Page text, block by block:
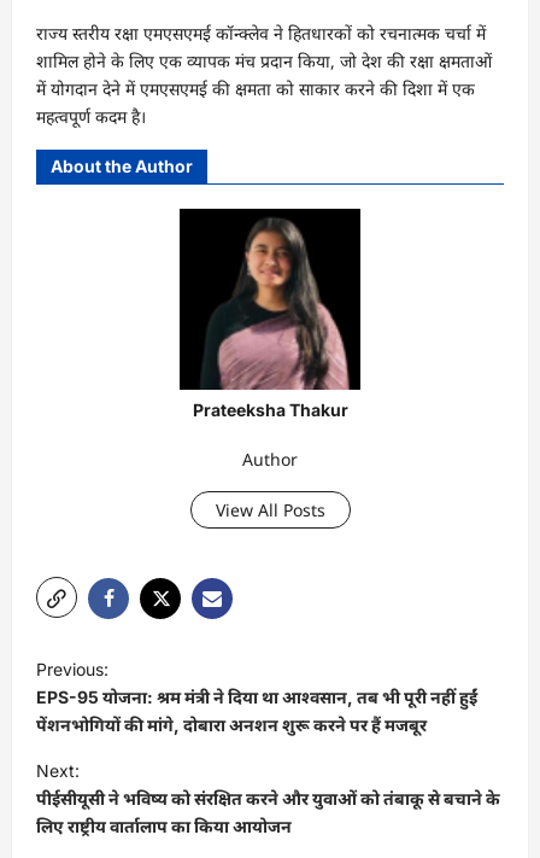
राज्य स्तरीय रक्षा एमएसएमई कॉन्क्लेव ने हितधारकों को रचनात्मक चर्चा में
शामिल होने के लिए एक व्यापक मंच प्रदान किया, जो देश की रक्षा क्षमताओं
में योगदान देने में एमएसएमई की क्षमता को साकार करने की दिशा में एक
महत्वपूर्ण कदम है।
About the Author
Prateeksha Thakur
Author
View All Posts
o
s
t
n
a
Previous:
EPS-95 योजना: श्रम मंत्री ने दिया था आश्वसान, तब भी पूरी नहीं हुईं
पेंशनभोगियों की मांगे, दोबारा अनशन शुरू करने पर हैं मजबूर
Next:
पीईसीयूसी ने भविष्य को संरक्षित करने और युवाओं को तंबाकू से बचाने के
लिए राष्ट्रीय वार्तालाप का किया आयोजन